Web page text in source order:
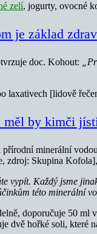
zelí, jogurty, ovocné
je základ
doc. Kohout:
laxativech [lidově
měl by kimči jísti
minerální
zdroj: Skupina
vypít. Každý jsme
této minerální
doporučuje 50 ml
dvě hořké soli, které